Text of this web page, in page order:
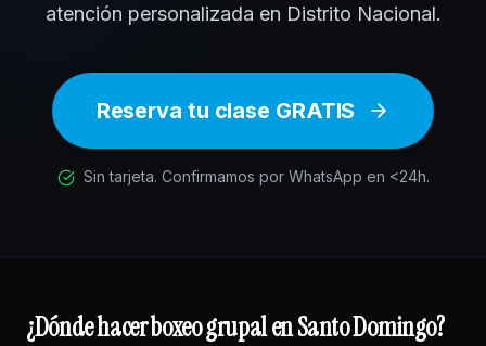
atención personalizada en Distrito Nacional.
Reserva tu clase GRATIS
Sin tarjeta. Confirmamos por WhatsApp en <24h.
¿Dónde hacer boxeo grupal en Santo Domingo?